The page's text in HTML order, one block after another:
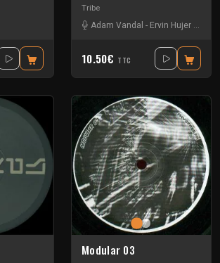
Tribe
Adam Vandal - Ervin Hujer
10.50€ TTC
Modular 03